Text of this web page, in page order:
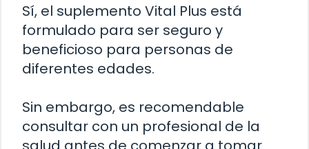
Sí, el suplemento Vital Plus está
formulado para ser seguro y
beneficioso para personas de
diferentes edades.
Sin embargo, es recomendable
consultar con un profesional de la